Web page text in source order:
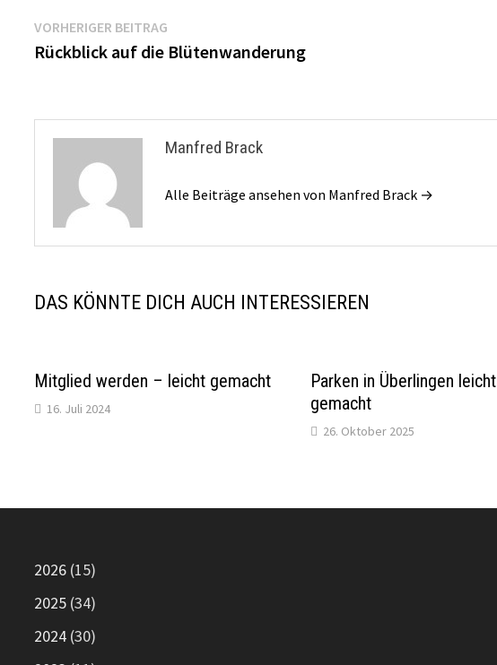
Beitragsnavigation
VORHERIGER BEITRAG
Beitrag:
Rückblick auf die Blütenwanderung
Manfred Brack
Alle Beiträge ansehen von Manfred Brack →
DAS KÖNNTE DICH AUCH INTERESSIEREN
Mitglied werden – leicht gemacht
16. Juli 2024
Parken in Überlingen leicht
gemacht
26. Oktober 2025
2026 (15)
2025 (34)
2024 (30)